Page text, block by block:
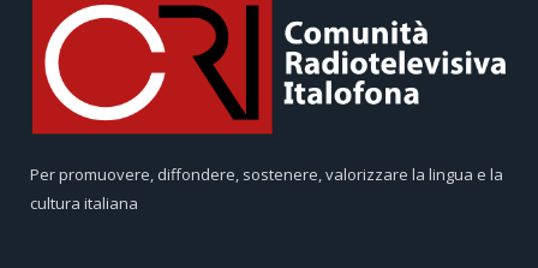
Per promuovere, diffondere, sostenere, valorizzare la lingua e la
cultura italiana